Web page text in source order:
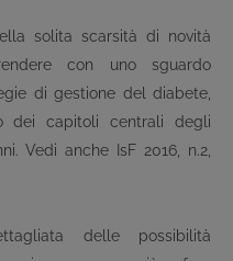
solita scarsità di novità
con uno sguardo
di gestione del diabete,
dei capitoli centrali degli
Vedi anche IsF 2016, n.2,
delle possibilità